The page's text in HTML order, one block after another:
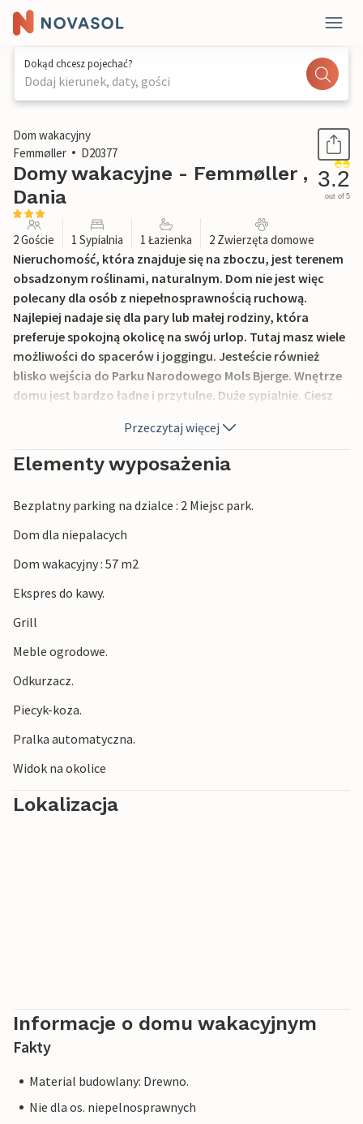
Dokąd chcesz pojechać?
Dodaj kierunek, daty, gości
1 / 21
Dom wakacyjny
Femmøller
D20377
Domy wakacyjne - Femmøller ,
Dania
3.2
out of 5
2 Goście 1 Sypialnia 1 Łazienka 2 Zwierzęta domowe
Nieruchomość, która znajduje się na zboczu, jest terenem
obsadzonym roślinami, naturalnym. Dom nie jest więc
polecany dla osób z niepełnosprawnością ruchową.
Najlepiej nadaje się dla pary lub małej rodziny, która
preferuje spokojną okolicę na swój urlop. Tutaj masz wiele
możliwości do spacerów i joggingu. Jesteście również
blisko wejścia do Parku Narodowego Mols Bjerge. Wnętrze
domu jest bardzo ładne i przytulne. Duże sypialnie. Ciesz
Ebeltoft w zaledwie 10 minut samochodem.
Przeczytaj więcej
Elementy wyposażenia
Bezplatny parking na dzialce : 2 Miejsc park.
Dom dla niepalacych
Dom wakacyjny : 57 m2
Ekspres do kawy.
Grill
Meble ogrodowe.
Odkurzacz.
Piecyk-koza.
Pralka automatyczna.
Widok na okolice
Lokalizacja
Informacje o domu wakacyjnym
Fakty
Material budowlany: Drewno.
Nie dla os. niepelnosprawnych